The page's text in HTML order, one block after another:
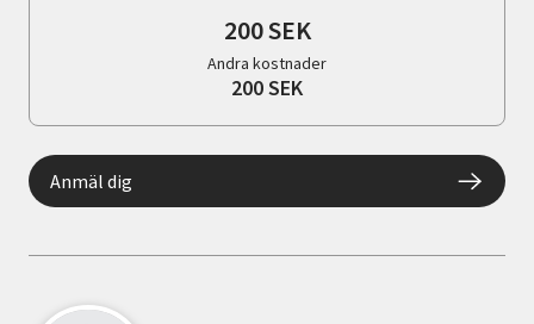
200 SEK
Andra kostnader
200 SEK
Anmäl dig